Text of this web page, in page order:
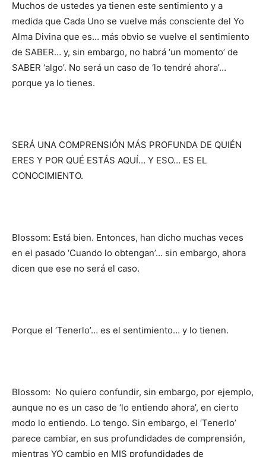
Muchos de ustedes ya tienen este sentimiento y a
medida que Cada Uno se vuelve más consciente del Yo
Alma Divina que es… más obvio se vuelve el sentimiento
de SABER… y, sin embargo, no habrá ‘un momento’ de
SABER ‘algo’. No será un caso de ‘lo tendré ahora’…
porque ya lo tienes.
SERÁ UNA COMPRENSIÓN MÁS PROFUNDA DE QUIÉN
ERES Y POR QUÉ ESTÁS AQUÍ… Y ESO… ES EL
CONOCIMIENTO.
Blossom: Está bien. Entonces, han dicho muchas veces
en el pasado ‘Cuando lo obtengan’… sin embargo, ahora
dicen que ese no será el caso.
Porque el ‘Tenerlo’… es el sentimiento… y lo tienen.
Blossom: No quiero confundir, sin embargo, por ejemplo,
aunque no es un caso de ‘lo entiendo ahora’, en cierto
modo lo entiendo. Lo tengo. Sin embargo, el ‘Tenerlo’
parece cambiar, en sus profundidades de comprensión,
mientras YO cambio en MIS profundidades de